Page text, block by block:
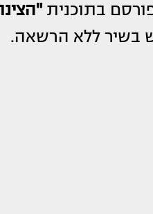
בתוכנית
בשיר ללא הרשאה.